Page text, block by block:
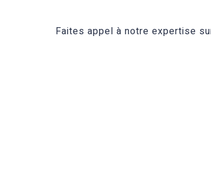
Faites appel à notre expertise